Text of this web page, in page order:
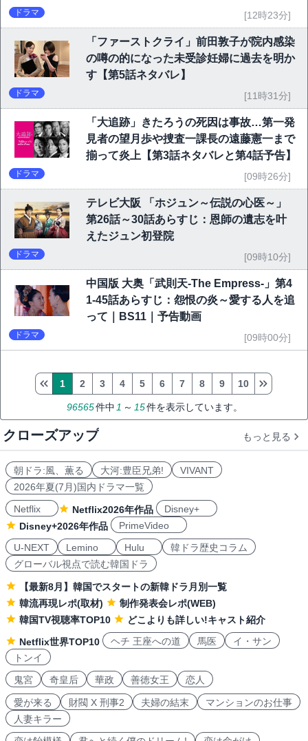
ドラマ [12時23分]
「ファーストクライ」前田敦子が院内感染
の噂の的になった未受診妊婦に過去を明か
す【第5話ネタバレ】
ドラマ [11時31分]
「大追跡」きたろうの死因は事故…第一発
見者の望月歩や捜査一課長の遠藤憲一まで
揃って炎上【第3話ネタバレと第4話予告】
ドラマ [09時26分]
テレビ大阪 「ホジュン～伝説の心医～」
第26話～30話あらすじ：恩師の遺志を叶
えたジュン初登院
ドラマ [09時10分]
中国版 大奥「武則天-The Empress-」第4
1-45話あらすじ：怨恨の炎～愛する人を追
って｜BS11｜予告動画
ドラマ [09時00分]
96565件中 1 ～ 15件を表示しています。
1 2 3 4 5 6 7 8 9 10
クローズアップ もっと見る
朝ドラ:風、薫る 大河:豊臣兄弟!
VIVANT
2026年夏(7月)国内ドラマ一覧
Netflix
Netflix2026年作品
Disney+
Disney+2026年作品
PrimeVideo
U-NEXT
Lemino Hulu
韓ドラ歴史コラム
グローバル視点で読む韓国ドラ
【最新8月】韓国でスタートの新韓ドラ月別一覧
韓流再現レポ(取材)
制作発表会レポ(WEB)
韓国TV視聴率TOP10
どこよりも詳しい!キャスト紹介
Netflix世界TOP10
ヘチ 王座への道 馬医
イ・サン
トンイ
鬼宮
奇皇后 華政 善徳女王 恋人
愛が来る 財閥 X 刑事2 夫婦の結末
マンションのお仕事
人妻キラー